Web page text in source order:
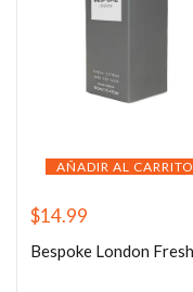
AÑADIR AL CARRITO
$14.99